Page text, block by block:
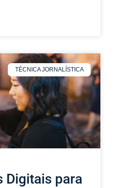
TÉCNICA JORNALÍSTICA
Digitais para